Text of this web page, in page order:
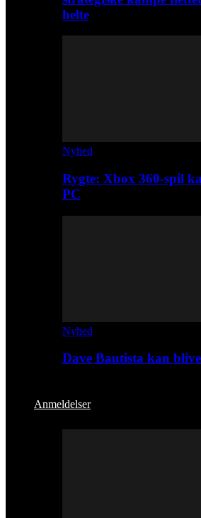
helte
Nyhed
Rygte: Xbox 360-spil
PC
Nyhed
Dave Bautista kan
Anmeldelser